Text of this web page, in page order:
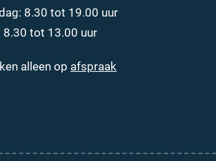
8.30 tot 19.00 uur
8.30 tot 13.00 uur
alleen op afspraak